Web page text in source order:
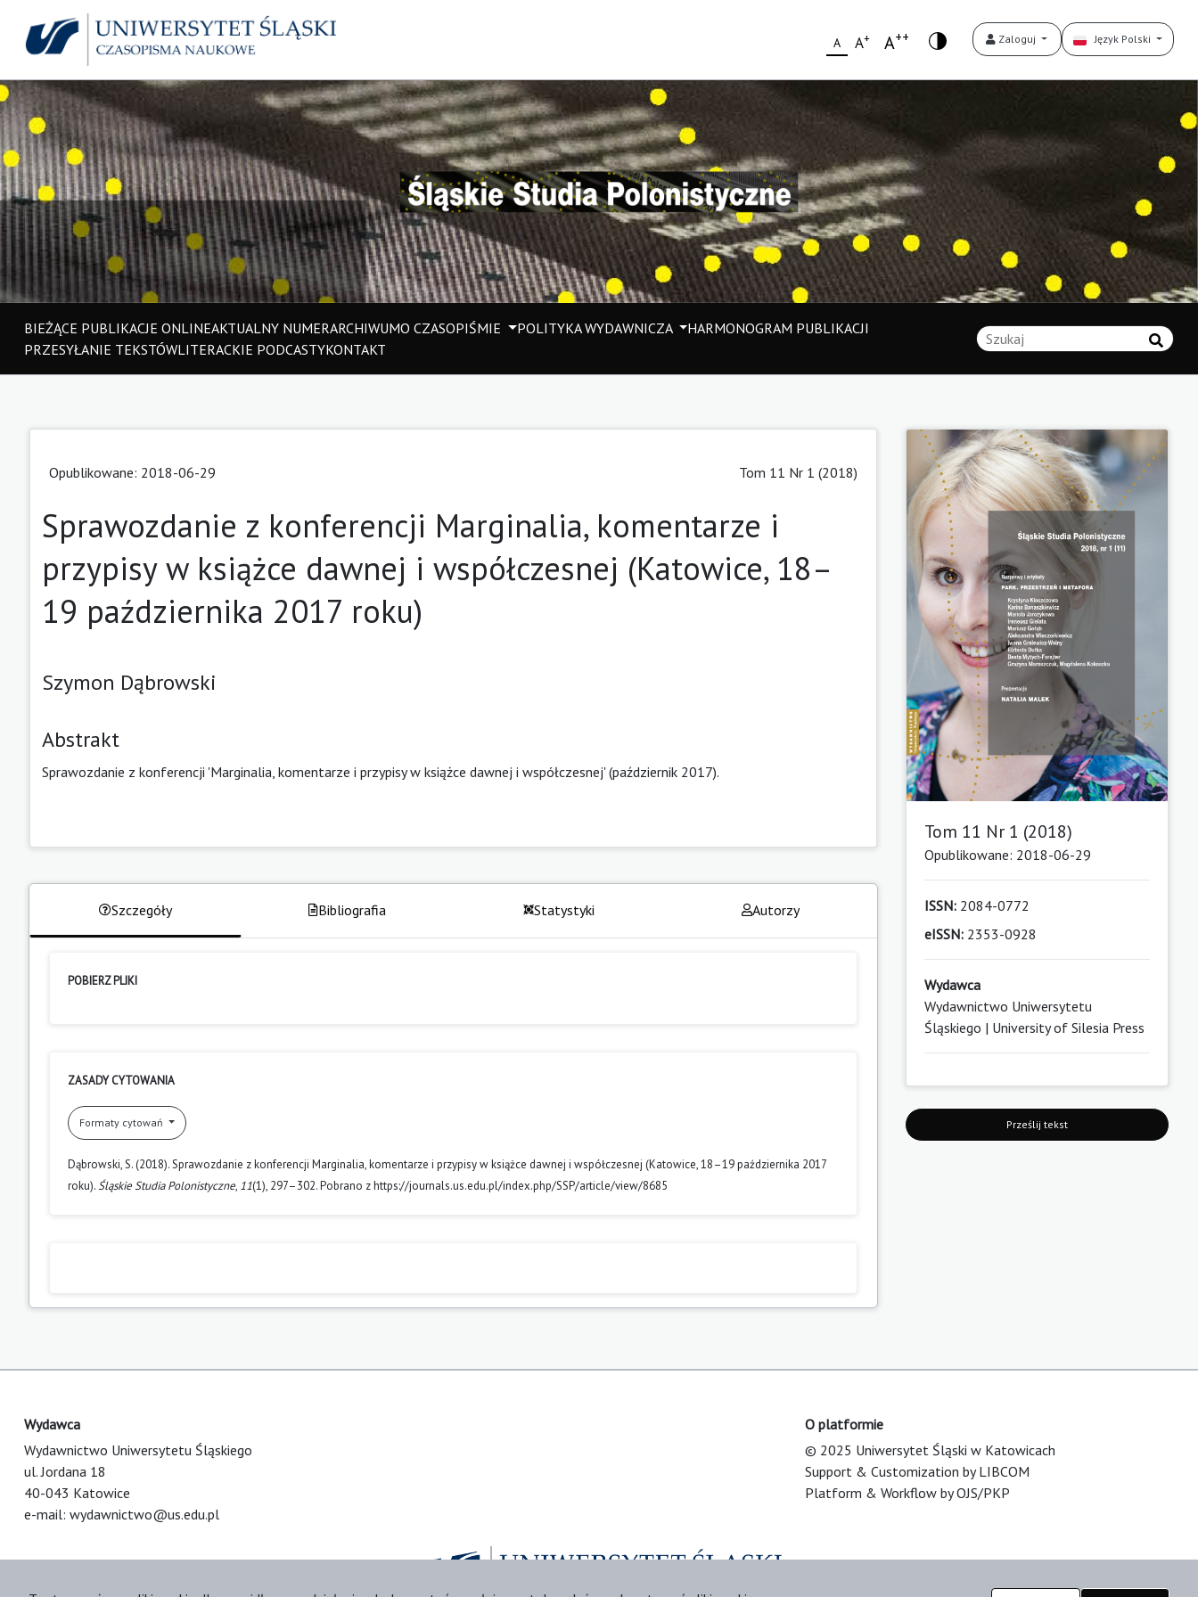
A A+ A++ Zaloguj Język Polski
BIEŻĄCE PUBLIKACJE ONLINEAKTUALNY NUMERARCHIWUMO CZASOPIŚMIE POLITYKA WYDAWNICZA
HARMONOGRAM PUBLIKACJI
PRZESYŁANIE TEKSTÓWLITERACKIE PODCASTYKONTAKT
Opublikowane: 2018-06-29 Tom 11 Nr 1 (2018)
Sprawozdanie z konferencji Marginalia, komentarze i
przypisy w książce dawnej i współczesnej (Katowice, 18–
19 października 2017 roku)
Szymon Dąbrowski
Abstrakt
Sprawozdanie z konferencji 'Marginalia, komentarze i przypisy w książce dawnej i współczesnej' (październik 2017).
Szczegóły Bibliografia Statystyki Autorzy
POBIERZ PLIKI
ZASADY CYTOWANIA
Formaty cytowań
Dąbrowski, S. (2018). Sprawozdanie z konferencji Marginalia, komentarze i przypisy w książce dawnej i współczesnej (Katowice, 18–19 października 2017
roku).Śląskie Studia Polonistyczne, 11(1), 297–302. Pobrano z https://journals.us.edu.pl/index.php/SSP/article/view/8685
Tom 11 Nr 1 (2018)
Opublikowane: 2018-06-29
ISSN:2084-0772
eISSN:2353-0928
Wydawca
Wydawnictwo Uniwersytetu
Śląskiego | University of Silesia Press
Prześlij tekst
Wydawca
Wydawnictwo Uniwersytetu Śląskiego
ul. Jordana 18
40-043 Katowice
e-mail: wydawnictwo@us.edu.pl
O platformie
© 2025 Uniwersytet Śląski w Katowicach
Support & Customization by LIBCOM
Platform & Workflow by OJS/PKP